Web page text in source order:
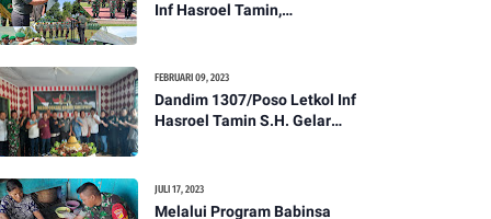
Inf Hasroel Tamin,
Kenaikan Pangkat Personel
Kodim 1307/Poso
FEBRUARI 09, 2023
Dandim 1307/Poso Letkol Inf
Hasroel Tamin S.H. Gelar
Tahun 2023
JULI 17, 2023
Melalui Program Babinsa